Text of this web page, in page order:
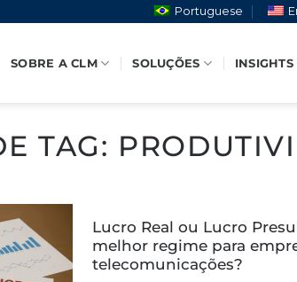
Portuguese
SOBRE A CLM SOLUÇÕES INSIGHTS
TAG:
Lucro Real ou Lucro
melhor regime para
telecomunicações?